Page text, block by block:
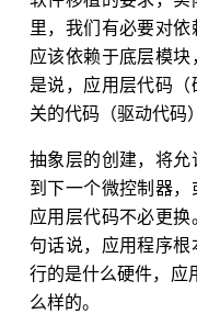
里，我们有必要对
应该依赖于底层模
是说，应用层代码
关的代码（驱动代码
抽象层的创建，将
到下一个微控制器，
应用层代码不必更
句话说，应用程序
行的是什么硬件，应
么样的。